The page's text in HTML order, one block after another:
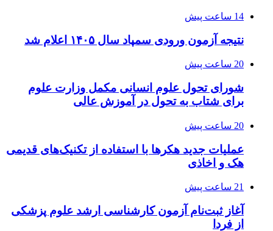
14 ساعت پیش
نتیجه آزمون ورودی سمپاد سال ۱۴۰۵ اعلام شد
20 ساعت پیش
شورای تحول علوم انسانی مکمل وزارت علوم
برای شتاب به تحول در آموزش عالی
20 ساعت پیش
عملیات جدید هکرها با استفاده از تکنیک‌های قدیمی
هک و اخاذی
21 ساعت پیش
آغاز ثبت‌نام‌ آزمون کارشناسی ارشد علوم پزشکی
از فردا